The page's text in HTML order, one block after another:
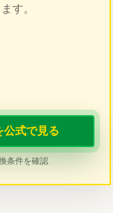
す。
公式で見る
条件を確認